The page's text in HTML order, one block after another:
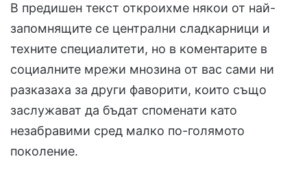
В предишен текст откроихме някои от най-
запомнящите се централни сладкарници и
техните специалитети, но в коментарите в
социалните мрежи мнозина от вас сами ни
разказаха за други фаворити, които също
заслужават да бъдат споменати като
незабравими сред малко по-голямото
поколение.